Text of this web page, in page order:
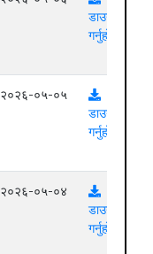
डाउनलोड
गर्नुहोस्
२०२६-०५-०५
डाउनलोड
गर्नुहोस्
२०२६-०५-०४
डाउनलोड
गर्नुहोस्